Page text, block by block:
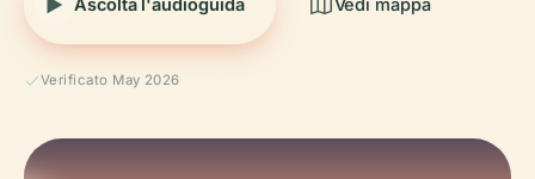
Ascolta l'audioguida Vedi mappa
Verificato May 2026